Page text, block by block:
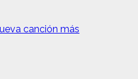
canción más